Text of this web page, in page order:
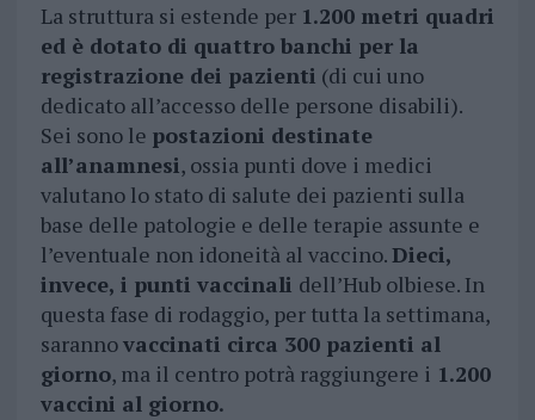
La struttura si estende per 1.200 metri quadri
ed è dotato di quattro banchi per la
registrazione dei pazienti (di cui uno
dedicato all’accesso delle persone disabili).
Sei sono le postazioni destinate
all’anamnesi, ossia punti dove i medici
valutano lo stato di salute dei pazienti sulla
base delle patologie e delle terapie assunte e
l’eventuale non idoneità al vaccino.Dieci,
invece, i punti vaccinali dell’Hub olbiese. In
questa fase di rodaggio, per tutta la settimana,
sarannovaccinati circa 300 pazienti al
giorno, ma il centro potrà raggiungere i 1.200
vaccini al giorno.